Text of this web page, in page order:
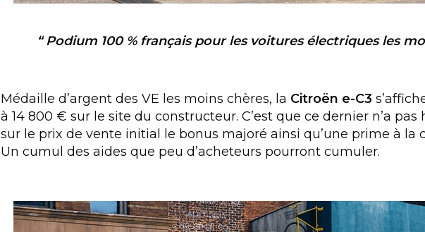
“ Podium 100 % français pour les voitures électriques les
Médaille d’argent des VE les moins chères, la Citroën e-C3
à 14 800 € sur le site du constructeur. C’est que ce dernier n’a pas
sur le prix de vente initial le bonus majoré ainsi qu’une prime à la
Un cumul des aides que peu d’acheteurs pourront cumuler.